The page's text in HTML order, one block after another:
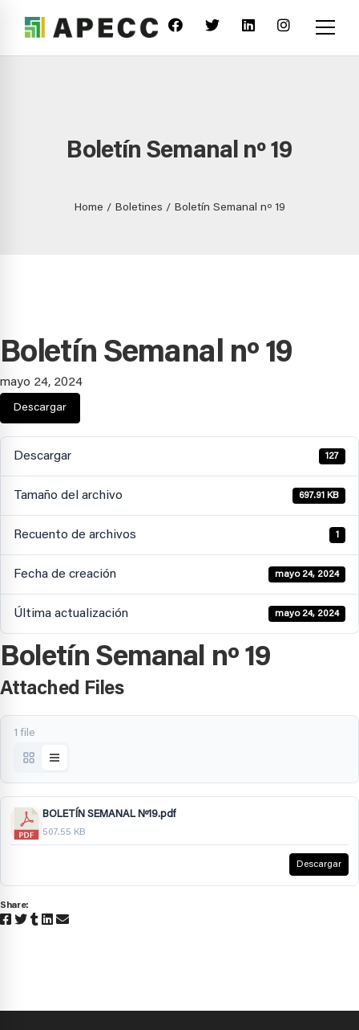
Boletín Semanal nº 19
Home Boletines Boletín Semanal nº 19
Boletín Semanal nº 19
mayo 24, 2024
Descargar
Descargar 127
Tamaño del archivo 697.91 KB
Recuento de archivos 1
Fecha de creación mayo 24, 2024
Última actualización mayo 24, 2024
Boletín Semanal nº 19
Attached Files
1 file
BOLETÍN SEMANAL Nº19.pdf
507.55 KB
Descargar
Share: